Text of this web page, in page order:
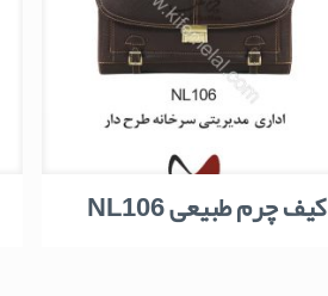
کیف چرم طبیعی NL106